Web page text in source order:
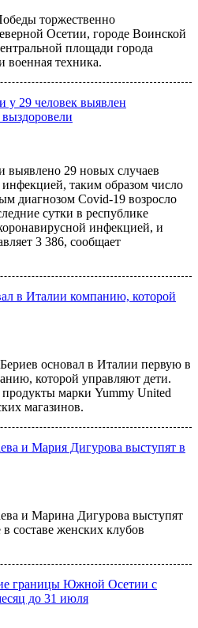
торжественно
Осетии, городе Воинской
площади города
военная техника.
у 29 человек выявлен
выявлено 29 новых случаев
таким образом число
диагнозом Covid-19 возросло
сутки в республике
инфекцией, и
3 386, сообщает
в Италии компанию, которой
основал в Италии первую в
которой управляют дети.
марки Yummy United
магазинов.
и Мария Дигурова выступят в
и Марина Дигурова выступят
составе женских клубов
границы Южной Осетии с
до 31 июля